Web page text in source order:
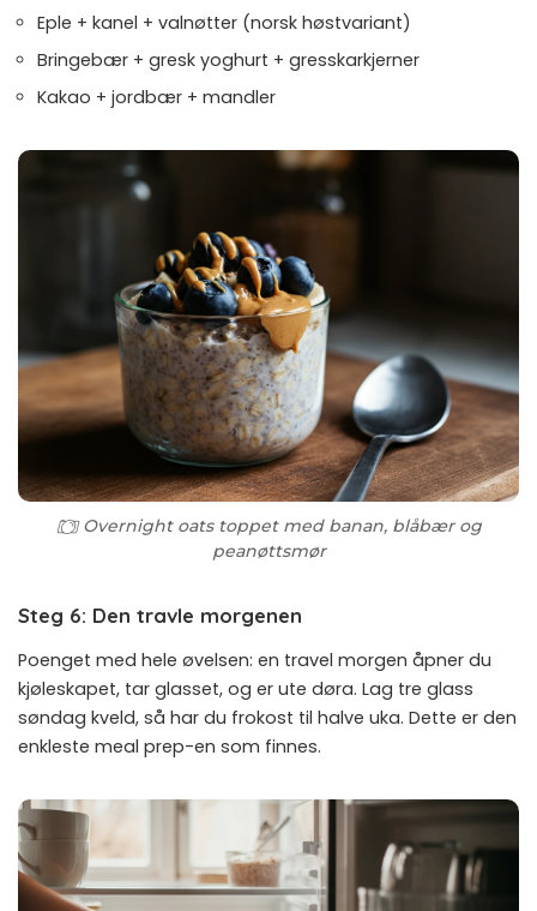
Eple + kanel + valnøtter (norsk høstvariant)
Bringebær + gresk yoghurt + gresskarkjerner
Kakao + jordbær + mandler
Overnight oats toppet med banan, blåbær og
peanøttsmør
Steg 6: Den travle morgenen
Poenget med hele øvelsen: en travel morgen åpner du
kjøleskapet, tar glasset, og er ute døra. Lag tre glass
søndag kveld, så har du frokost til halve uka. Dette er den
enkleste meal prep-en som finnes.